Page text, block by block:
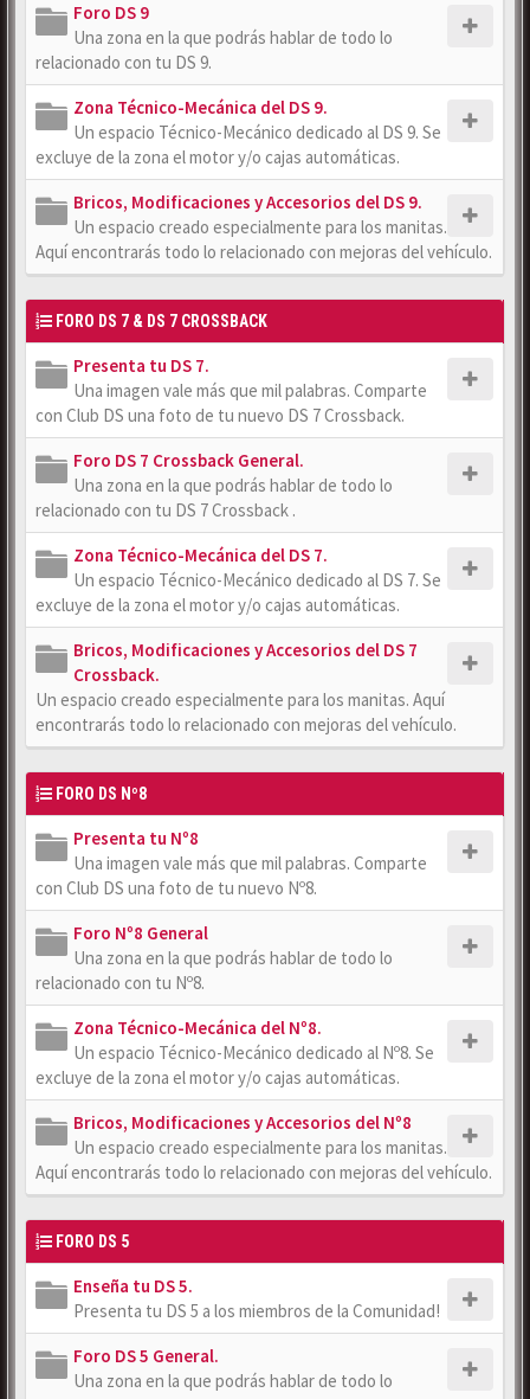
Foro DS 9
Una zona en la que podrás hablar de todo lo
relacionado con tu DS 9.
Zona Técnico-Mecánica del DS 9.
Un espacio Técnico-Mecánico dedicado al DS 9. Se
excluye de la zona el motor y/o cajas automáticas.
Bricos, Modificaciones y Accesorios del DS 9.
Un espacio creado especialmente para los manitas.
Aquí encontrarás todo lo relacionado con mejoras del vehículo.
FORO DS 7 & DS 7 CROSSBACK
Presenta tu DS 7.
Una imagen vale más que mil palabras. Comparte
con Club DS una foto de tu nuevo DS 7 Crossback.
Foro DS 7 Crossback General.
Una zona en la que podrás hablar de todo lo
relacionado con tu DS 7 Crossback .
Zona Técnico-Mecánica del DS 7.
Un espacio Técnico-Mecánico dedicado al DS 7. Se
excluye de la zona el motor y/o cajas automáticas.
Bricos, Modificaciones y Accesorios del DS 7
Crossback.
Un espacio creado especialmente para los manitas. Aquí
encontrarás todo lo relacionado con mejoras del vehículo.
FORO DS Nº8
Presenta tu Nº8
Una imagen vale más que mil palabras. Comparte
con Club DS una foto de tu nuevo Nº8.
Foro Nº8 General
Una zona en la que podrás hablar de todo lo
relacionado con tu Nº8.
Zona Técnico-Mecánica del Nº8.
Un espacio Técnico-Mecánico dedicado al Nº8. Se
excluye de la zona el motor y/o cajas automáticas.
Bricos, Modificaciones y Accesorios del Nº8
Un espacio creado especialmente para los manitas.
Aquí encontrarás todo lo relacionado con mejoras del vehículo.
FORO DS 5
Enseña tu DS 5.
Presenta tu DS 5 a los miembros de la Comunidad!
Foro DS 5 General.
Una zona en la que podrás hablar de todo lo